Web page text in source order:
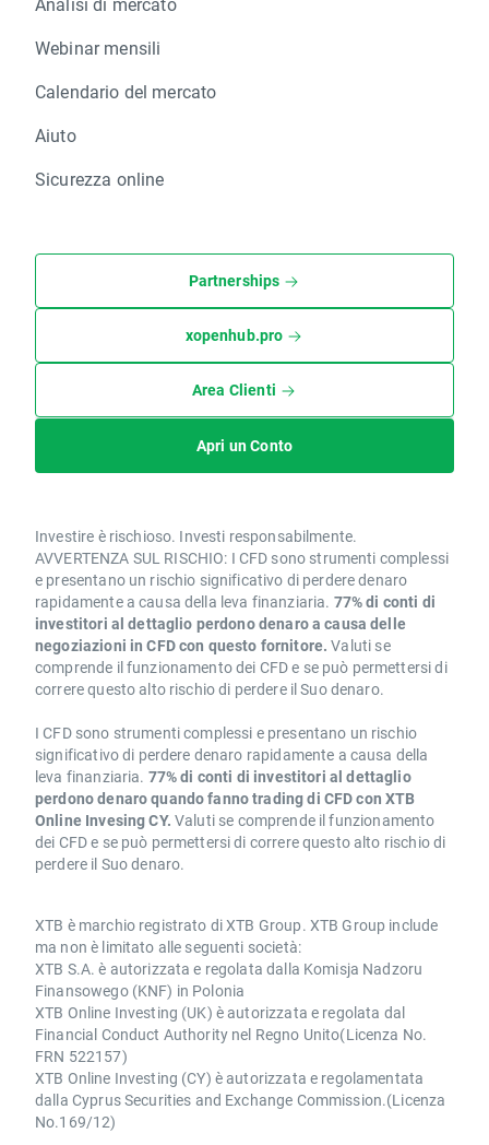
Webinar mensili
Calendario del mercato
Aiuto
Sicurezza online
Partnerships
xopenhub.pro
Area Clienti
Apri un Conto
Investire è rischioso. Investi responsabilmente.
AVVERTENZA SUL RISCHIO: I CFD sono strumenti complessi
e presentano un rischio significativo di perdere denaro
rapidamente a causa della leva finanziaria. 77% di conti di
investitori al dettaglio perdono denaro a causa delle
negoziazioni in CFD con questo fornitore. Valuti se
comprende il funzionamento dei CFD e se può permettersi di
correre questo alto rischio di perdere il Suo denaro.
I CFD sono strumenti complessi e presentano un rischio
significativo di perdere denaro rapidamente a causa della
leva finanziaria. 77% di conti di investitori al dettaglio
perdono denaro quando fanno trading di CFD con XTB
Online Invesing CY. Valuti se comprende il funzionamento
dei CFD e se può permettersi di correre questo alto rischio di
perdere il Suo denaro.
XTB è marchio registrato di XTB Group. XTB Group include
ma non è limitato alle seguenti società:
XTB S.A. è autorizzata e regolata dalla Komisja Nadzoru
Finansowego (KNF) in Polonia
XTB Online Investing (UK) è autorizzata e regolata dal
Financial Conduct Authority nel Regno Unito(Licenza No.
FRN 522157)
XTB Online Investing (CY) è autorizzata e regolamentata
dalla Cyprus Securities and Exchange Commission.(Licenza
No.169/12)